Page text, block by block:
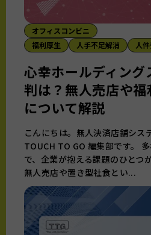
オフィスコンビニ
福利厚生
人手不足解消 人
心幸ホールディン
判は？無人売店や
について解説
こんにちは。無人決済店舗シス
TOUCH TO GO 編集部です。
で、企業が抱える課題のひとつ
無人売店や置き型社食とい...